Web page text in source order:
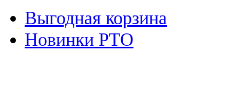
Выгодная корзина
Новинки РТО